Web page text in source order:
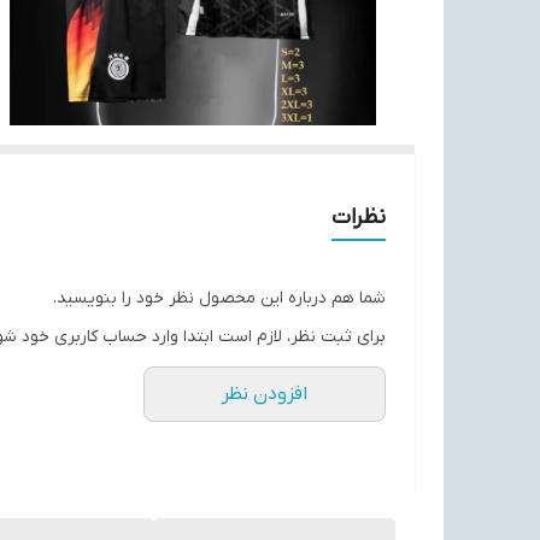
نظرات
شما هم درباره این محصول نظر خود را بنویسید.
برای ثبت نظر، لازم است ابتدا وارد حساب کاربری خود
افزودن نظر